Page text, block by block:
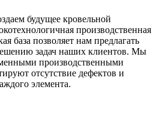
будущее кровельной
производственная
база позволяет нам предлагать
задач наших клиентов. Мы
производственными
отсутствие дефектов и
элемента.